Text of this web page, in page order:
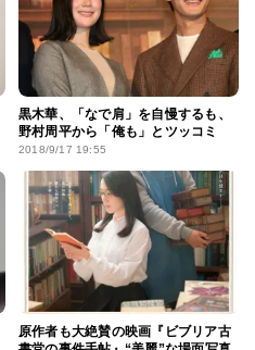
黒木華、「なで肩」を自慢するも、
野村周平から「俺も」とツッコミ
2018/9/17 19:55
原作者も大絶賛の映画『ビブリア古